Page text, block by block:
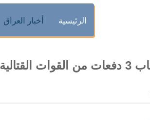
الرئيسية أخبار العراق
مصدر أمني: انسحاب 3 دفعات من القوات